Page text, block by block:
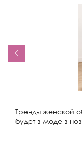
Тренды женской
будет в моде в